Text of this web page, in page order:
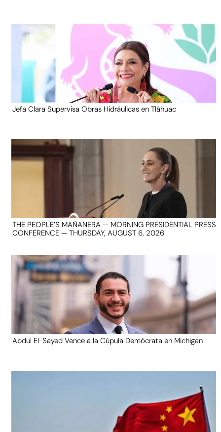
Jefa Clara Supervisa Obras Hidráulicas en Tláhuac
THE PEOPLE’S MAÑANERA — MORNING PRESIDENTIAL PRESS
CONFERENCE — THURSDAY, AUGUST 6, 2026
Abdul El-Sayed Vence a la Cúpula Demócrata en Michigan